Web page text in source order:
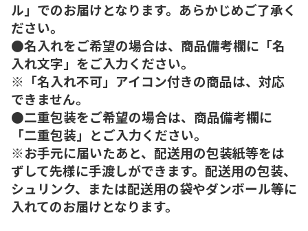
ル」でのお届けとなります。あらかじめご了承く
ださい。
●名入れをご希望の場合は、商品備考欄に「名
入れ文字」をご入力ください。
※「名入れ不可」アイコン付きの商品は、対応
できません。
●二重包装をご希望の場合は、商品備考欄に
「二重包装」とご入力ください。
※お手元に届いたあと、配送用の包装紙等をは
ずして先様に手渡しができます。配送用の包装、
シュリンク、または配送用の袋やダンボール等に
入れてのお届けとなります。